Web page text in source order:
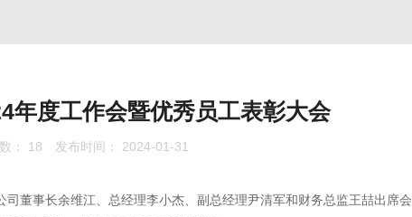
年度工作会暨优秀员工表彰大会
： 18 发布时间： 2024-01-31
事长余维江、总经理李小杰、副总经理尹清军和财务总监王喆出席会